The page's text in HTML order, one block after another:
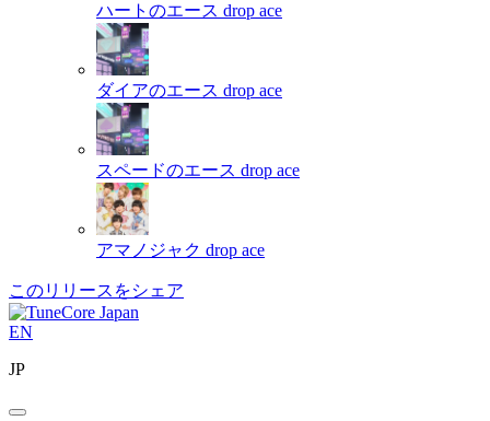
ハートのエース drop ace
ダイアのエース drop ace
スペードのエース drop ace
アマノジャク drop ace
このリリースをシェア
EN
JP